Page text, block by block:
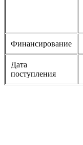
Финансирование
Дата
поступления